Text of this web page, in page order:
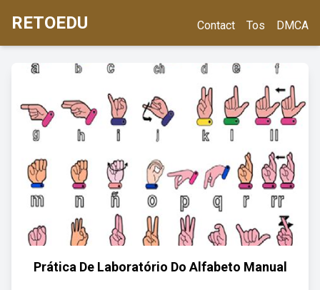
RETOEDU Contact Tos DMCA
Prática De Laboratório Do Alfabeto Manual